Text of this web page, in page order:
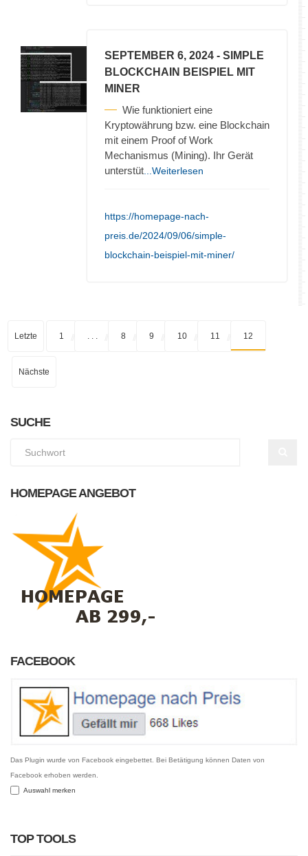
SEPTEMBER 6, 2024 - SIMPLE
BLOCKCHAIN BEISPIEL MIT
MINER
Wie funktioniert eine
Kryptowährung bzw. eine Blockchain
mit einem Proof of Work
Mechanismus (Mining). Ihr Gerät
unterstüt ...Weiterlesen
https://homepage-nach-
preis.de/2024/09/06/simple-
blockchain-beispiel-mit-miner/
Letzte 1 8 9 10 11 12
Nächste
SUCHE
HOMEPAGE ANGEBOT
FACEBOOK
Das Plugin wurde von Facebook eingebettet. Bei Betätigung können Daten von
Facebook erhoben werden.
Auswahl merken
TOP TOOLS